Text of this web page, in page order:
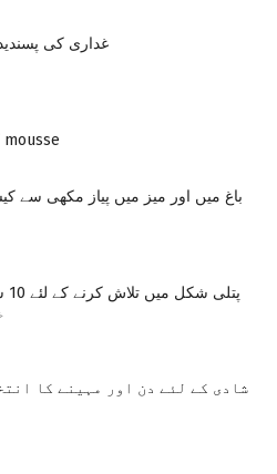
غداری کی پسندیدہ 7
کرڈ چاکلیٹ mousse
باغ میں اور میز میں پیاز مکھی سے
پتلی شکل میں تلاش کرنے کے لئے 10 سادہ طریقے
شادی کے لئے دن اور مہینے کا